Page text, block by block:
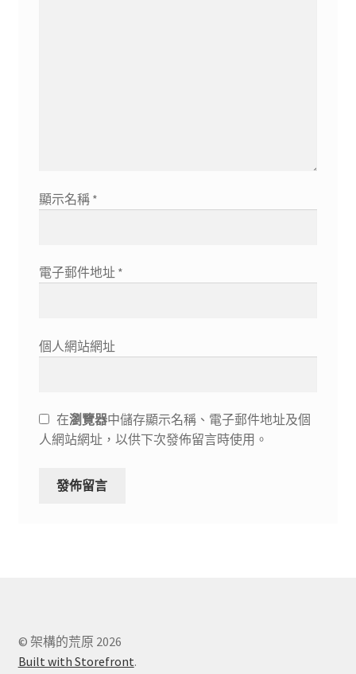
顯示名稱 *
電子郵件地址 *
個人網站網址
在瀏覽器中儲存顯示名稱、電子郵件地址及個
人網站網址，以供下次發佈留言時使用。
© 架構的荒原 2026
Built with Storefront.